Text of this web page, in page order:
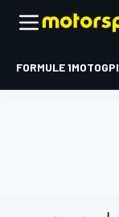
FORMULE 1MOTOGP